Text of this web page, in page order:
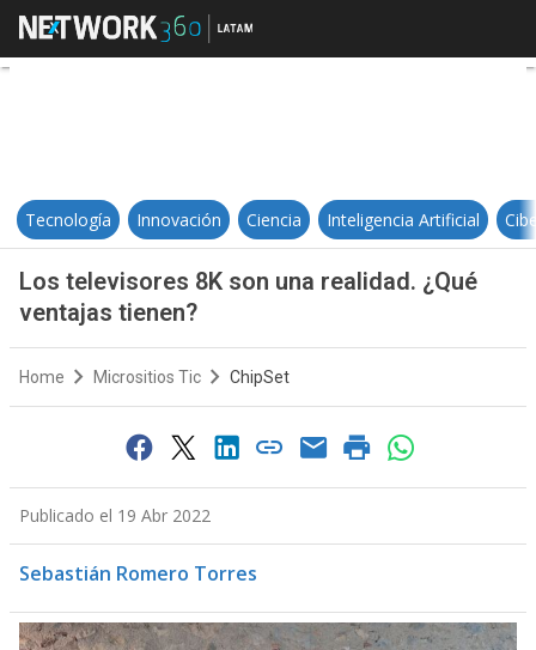
Los televisores 8K son una
Tecnología Innovación Ciencia Inteligencia Artificial
Los televisores 8K son una realidad. ¿Qué
ventajas tienen?
Home Micrositios Tic ChipSet
Publicado el 19 Abr 2022
Sebastián Romero Torres